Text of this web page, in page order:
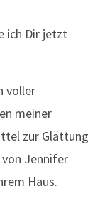
ich Dir jetzt
voller
meiner
zur Glättung
Jennifer
Haus.